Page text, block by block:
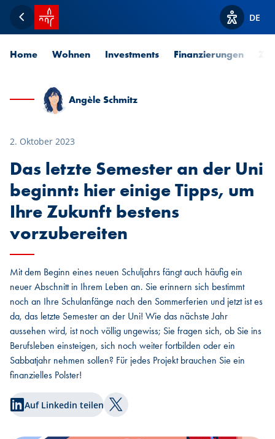
Zurück
Startseite SPUERKEESS
Optionen
DE
Home Wohnen Investments Finanzierungen
Angèle Schmitz
2. Oktober 2023
Das letzte Semester an der Uni
beginnt: hier einige Tipps, um
Ihre Zukunft bestens
vorzubereiten
Mit dem Beginn eines neuen Schuljahrs fängt auch häufig ein
neuer Abschnitt in Ihrem Leben an. Sie erinnern sich bestimmt
noch an Ihre Schulanfänge nach den Sommerferien und jetzt ist es
da, das letzte Semester an der Uni! Wie das nächste Jahr
aussehen wird, ist noch völlig ungewiss; Sie fragen sich, ob Sie ins
Berufsleben einsteigen, sich noch weiter fortbilden oder ein
Sabbatjahr nehmen sollen? Für jedes Projekt brauchen Sie ein
finanzielles Polster!
Auf Linkedin teilen Auf Twitter teilen